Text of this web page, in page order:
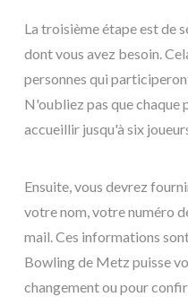
La troisième étape est de
dont vous avez besoin.
personnes qui
N'oubliez pas que chaque
accueillir jusqu'à six
Ensuite, vous devrez
votre nom, votre numéro
mail. Ces informations
Bowling de Metz puisse
changement ou pour